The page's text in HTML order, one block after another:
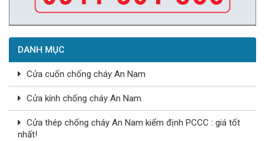
DANH MỤC
Cửa cuốn chống cháy An Nam
Cửa kính chống cháy An Nam
Cửa thép chống cháy An Nam kiểm định PCCC : giá tốt
nhất!